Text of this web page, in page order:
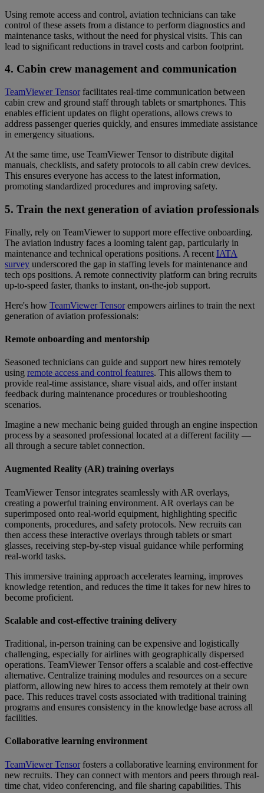
Using remote access and control, aviation technicians can take
control of these assets from a distance to perform diagnostics and
maintenance tasks, without the need for physical visits. This can
lead to significant reductions in travel costs and carbon footprint.
4. Cabin crew management and communication
TeamViewer Tensorfacilitates real-time communication between
cabin crew and ground staff through tablets or smartphones. This
enables efficient updates on flight operations, allows crews to
address passenger queries quickly, and ensures immediate assistance
in emergency situations.
At the same time, use TeamViewer Tensor to distribute digital
manuals, checklists, and safety protocols to all cabin crew devices.
This ensures everyone has access to the latest information,
promoting standardized procedures and improving safety.
5. Train the next generation of aviation professionals
Finally, rely on TeamViewer to support more effective onboarding.
The aviation industry faces a looming talent gap, particularly in
maintenance and technical operations positions. A recent IATA
survey underscored the gap in staffing levels for maintenance and
tech ops positions. A remote connectivity platform can bring recruits
up-to-speed faster, thanks to instant, on-the-job support.
Here's how TeamViewer Tensorempowers airlines to train the next
generation of aviation professionals:
Remote onboarding and mentorship
Seasoned technicians can guide and support new hires remotely
using remote access and control features. This allows them to
provide real-time assistance, share visual aids, and offer instant
feedback during maintenance procedures or troubleshooting
scenarios.
Imagine a new mechanic being guided through an engine inspection
process by a seasoned professional located at a different facility —
all through a secure tablet connection.
Augmented Reality (AR) training overlays
TeamViewer Tensor integrates seamlessly with AR overlays,
creating a powerful training environment. AR overlays can be
superimposed onto real-world equipment, highlighting specific
components, procedures, and safety protocols. New recruits can
then access these interactive overlays through tablets or smart
glasses, receiving step-by-step visual guidance while performing
real-world tasks.
This immersive training approach accelerates learning, improves
knowledge retention, and reduces the time it takes for new hires to
become proficient.
Scalable and cost-effective training delivery
Traditional, in-person training can be expensive and logistically
challenging, especially for airlines with geographically dispersed
operations. TeamViewer Tensor offers a scalable and cost-effective
alternative. Centralize training modules and resources on a secure
platform, allowing new hires to access them remotely at their own
pace. This reduces travel costs associated with traditional training
programs and ensures consistency in the knowledge base across all
facilities.
Collaborative learning environment
TeamViewer Tensorfosters a collaborative learning environment for
new recruits. They can connect with mentors and peers through real-
time chat, video conferencing, and file sharing capabilities. This